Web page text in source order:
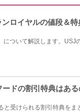
ロイヤルの値段＆
ついて解説します。USJ
ドの割引特典はあ
と受けられる割引特典をま